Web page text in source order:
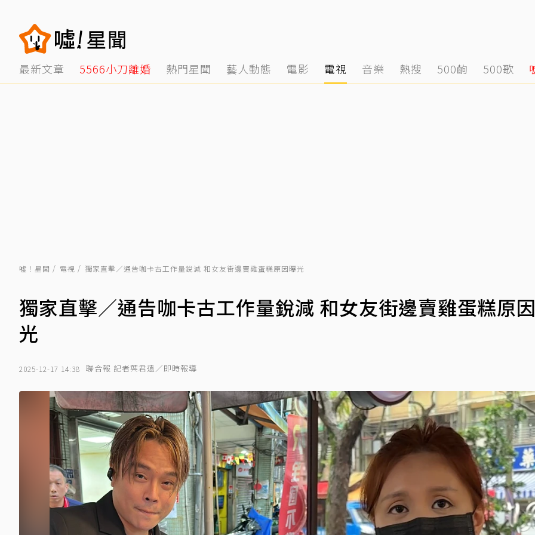
最新文章 5566小刀離婚 熱門星聞 藝人動態 電影 電視 音樂 熱搜 500齣 500歌
噓！星聞 電視 獨家直擊／通告咖卡古工作量銳減 和女友街邊賣雞蛋糕原因曝光
獨家直擊／通告咖卡古工作量銳減 和女友街邊賣雞蛋糕原
光
2025-12-17 14:38 聯合報 記者葉君遠／即時報導